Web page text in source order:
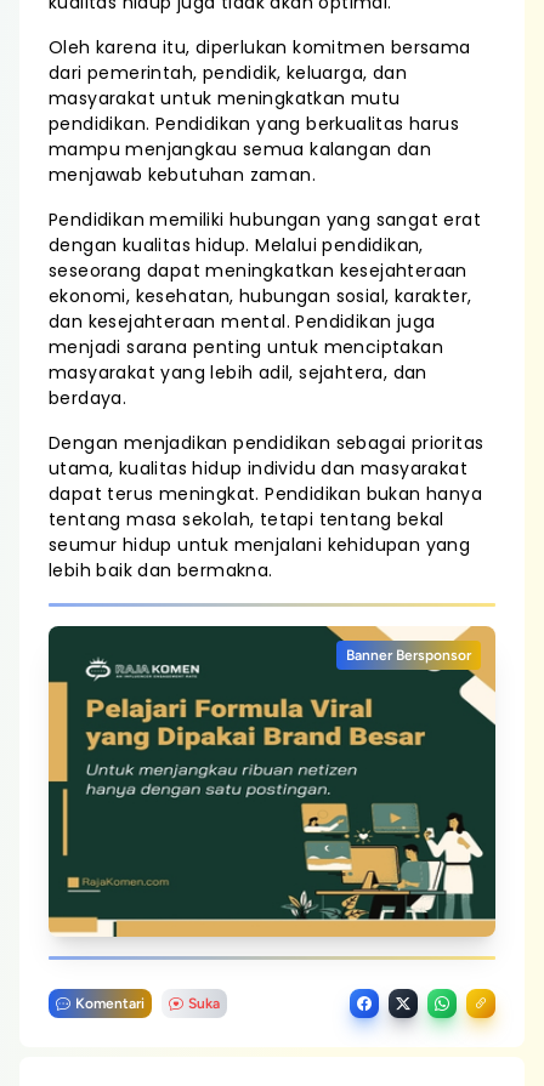
Oleh karena itu, diperlukan komitmen bersama
dari pemerintah, pendidik, keluarga, dan
masyarakat untuk meningkatkan mutu
pendidikan. Pendidikan yang berkualitas harus
mampu menjangkau semua kalangan dan
menjawab kebutuhan zaman.
Pendidikan memiliki hubungan yang sangat erat
dengan kualitas hidup. Melalui pendidikan,
seseorang dapat meningkatkan kesejahteraan
ekonomi, kesehatan, hubungan sosial, karakter,
dan kesejahteraan mental. Pendidikan juga
menjadi sarana penting untuk menciptakan
masyarakat yang lebih adil, sejahtera, dan
berdaya.
Dengan menjadikan pendidikan sebagai prioritas
utama, kualitas hidup individu dan masyarakat
dapat terus meningkat. Pendidikan bukan hanya
tentang masa sekolah, tetapi tentang bekal
seumur hidup untuk menjalani kehidupan yang
lebih baik dan bermakna.
Banner Bersponsor
Komentari Suka